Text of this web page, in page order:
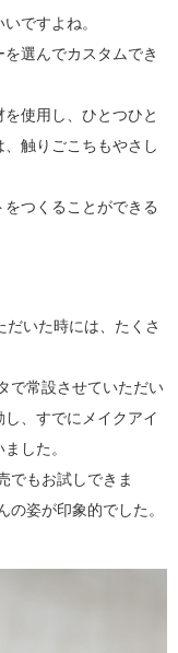
ですよね。
選んでカスタムでき
使用し、ひとつひと
触りごこちもやさし
つくることができる
いた時には、たくさ
で常設させていただい
、すでにメイクアイ
した。
でもお試しできま
姿が印象的でした。